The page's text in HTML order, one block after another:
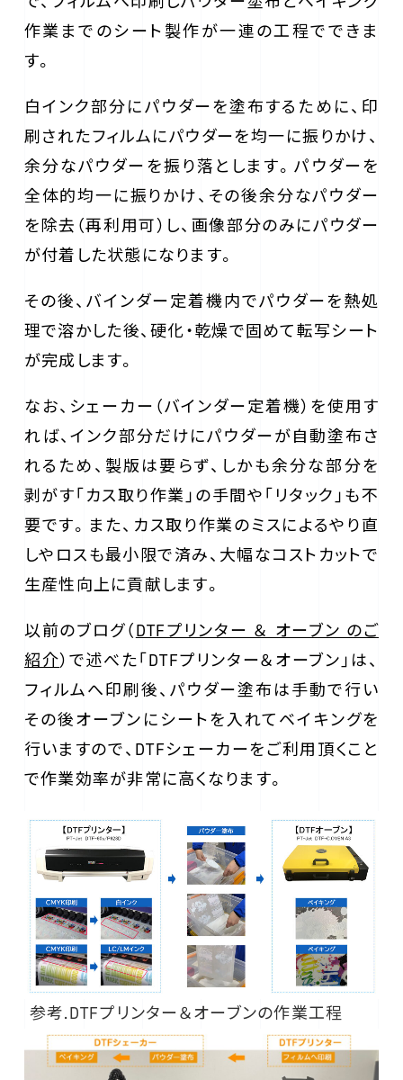
作業までのシート製作が一連の工程でできま
す。
白インク部分にパウダーを塗布するために、印
刷されたフィルムにパウダーを均一に振りかけ、
余分なパウダーを振り落とします。パウダーを
全体的均一に振りかけ、その後余分なパウダー
を除去（再利用可）し、画像部分のみにパウダー
が付着した状態になります。
その後、バインダー定着機内でパウダーを熱処
理で溶かした後、硬化・乾燥で固めて転写シート
が完成します。
なお、シェーカー（バインダー定着機）を使用す
れば、インク部分だけにパウダーが自動塗布さ
れるため、製版は要らず、しかも余分な部分を
剥がす「カス取り作業」の手間や「リタック」も不
要です。また、カス取り作業のミスによるやり直
しやロスも最小限で済み、大幅なコストカットで
生産性向上に貢献します。
以前のブログ（DTFプリンター ＆ オーブン のご
紹介）で述べた「DTFプリンター＆オーブン」は、
フィルムへ印刷後、パウダー塗布は手動で行い
その後オーブンにシートを入れてベイキングを
行いますので、DTFシェーカーをご利用頂くこと
で作業効率が非常に高くなります。
参考.DTFプリンター＆オーブンの作業工程